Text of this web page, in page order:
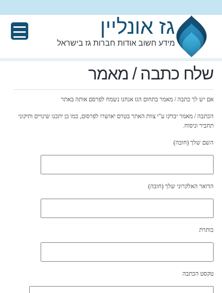
גז אונליין
מידע חשוב אודות חברות גז בישראל
שלח כתבה / מאמר
אם יש לך כתבה / מאמר בתחום הגז אנחנו נשמח לפרסם אותה באתר
הכתבה / מאמר יבדקו ע"י צוות האתר בטרם יאושרו לפרסום, כמו כן יתכנו שינויים ותיקוני
תחביר וניסוח.
השם שלך (חובה)
הדואר האלקרוני שלך (חובה)
כותרת
טקסט הכתבה